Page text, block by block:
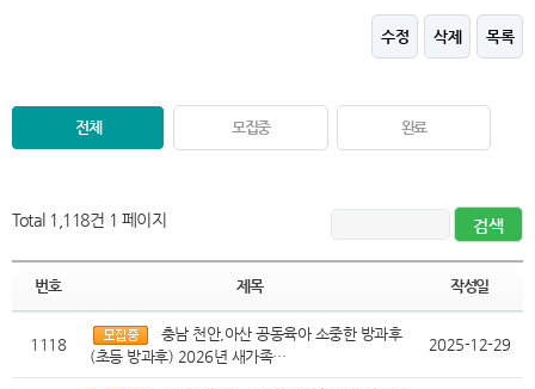
수정 삭제 목록
전체 모집중 완료
Total 1,118건 1 페이지
번호 제목 작성일
1118
충남 천안,아산 공동육아 소중한 방과후
(초등 방과후) 2026년 새가족…
2025-12-29